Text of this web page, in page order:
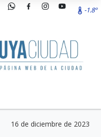
-1.8º
16 de diciembre de 2023